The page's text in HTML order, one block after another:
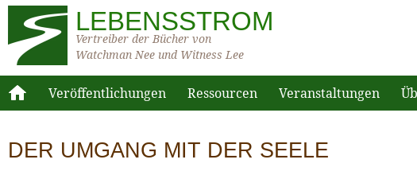
LEBENSSTROM
Vertreiber der Bücher von
Watchman Nee und Witness Lee
Veröffentlichungen Ressourcen Veranstaltungen
DER UMGANG MIT DER SEELE